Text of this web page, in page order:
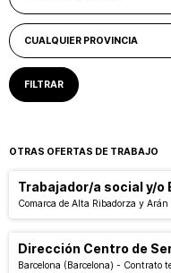
OTRAS OFERTAS DE TRABAJO
Trabajador/a social y/o
Comarca de Alta Ribadorza y Arán
Dirección Centro de
Barcelona (Barcelona) - Contrato